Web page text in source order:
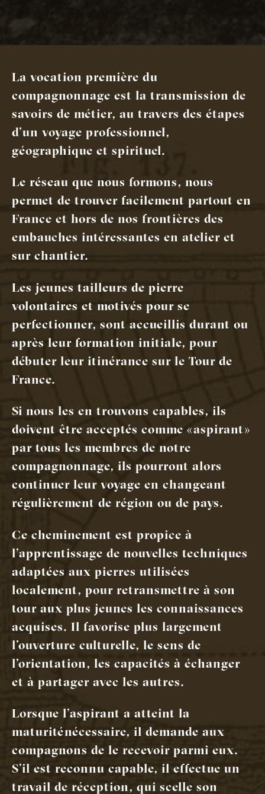
La vocation première du
compagnonnage est la transmission de
savoirs de métier, au travers des étapes
d’un voyage professionnel,
géographique et spirituel.
Le réseau que nous formons, nous
permet de trouver facilement partout en
France et hors de nos frontières des
embauches intéressantes en atelier et
sur chantier.
Les jeunes tailleurs de pierre
volontaires et motivés pour se
perfectionner, sont accueillis durant ou
après leur formation initiale, pour
débuter leur itinérance sur le Tour de
France.
Si nous les en trouvons capables, ils
doivent être acceptés comme « aspirant »
par tous les membres de notre
compagnonnage, ils pourront alors
continuer leur voyage en changeant
régulièrement de région ou de pays.
Ce cheminement est propice à
l’apprentissage de nouvelles techniques
adaptées aux pierres utilisées
localement, pour retransmettre à son
tour aux plus jeunes les connaissances
acquises. Il favorise plus largement
l’ouverture culturelle, le sens de
l’orientation, les capacités à échanger
et à partager avec les autres.
Lorsque l’aspirant a atteint la
maturité nécessaire, il demande aux
compagnons de le recevoir parmi eux.
S’il est reconnu capable, il effectue un
travail de réception, qui scelle son